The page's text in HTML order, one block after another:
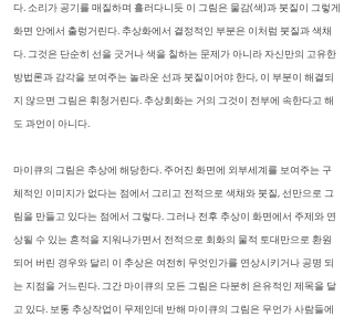
다. 소리가 공기를 매질하며 흘러다니듯 이 그림은 물감(색)과 붓질이 그렇게
화면 안에서 출렁거린다. 추상화에서 결정적인 부분은 이처럼 붓질과 색채
다. 그것은 단순히 선을 긋거나 색을 칠하는 문제가 아니라 자신만의 고유한
방법론과 감각을 보여주는 놀라운 선과 붓질이어야 한다, 이 부분이 해결되
지 않으면 그림은 휘청거린다. 추상회화는 거의 그것이 전부에 속한다고 해
도 과언이 아니다.
마이큐의 그림은 추상에 해당한다. 주어진 화면에 외부세계를 보여주는 구
체적인 이미지가 없다는 점에서 그리고 전적으로 색채와 붓질, 선만으로 그
림을 만들고 있다는 점에서 그렇다. 그러나 전후 추상이 화면에서 주제와 연
상될 수 있는 흔적을 지워나가면서 전적으로 회화의 물적 토대만으로 환원
되어 버린 경우와 달리 이 추상은 여전히 무엇인가를 연상시키거나 공명 되
는 지점을 거느린다. 그간 마이큐의 모든 그림은 다분히 은유적인 제목을 달
고 있다. 보통 추상작업이 무제인데 반해 마이큐의 그림은 무언가 사람들에